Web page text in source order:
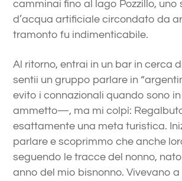
camminai fino al lago Pozzillo, uno
d’acqua artificiale circondato da
tramonto fu indimenticabile.
Al ritorno, entrai in un bar in cerca
sentii un gruppo parlare in
evito i connazionali quando sono
ammetto—, ma mi colpì:
esattamente una meta turistica.
parlare e scoprimmo che anche
seguendo le tracce del nonno,
anno del mio bisnonno. Vivevano